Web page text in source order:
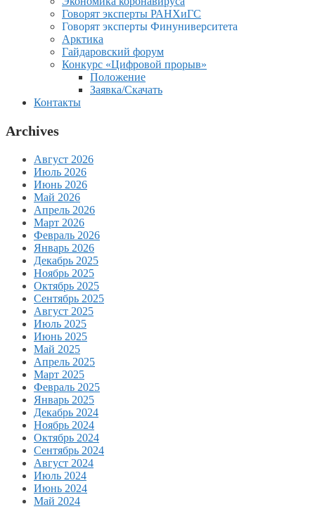
Говорят эксперты РАНХиГС
Говорят эксперты Финуниверситета
Арктика
Гайдаровский форум
Конкурс «Цифровой прорыв»
Положение
Заявка/Скачать
Контакты
Archives
Август 2026
Июль 2026
Июнь 2026
Май 2026
Апрель 2026
Март 2026
Февраль 2026
Январь 2026
Декабрь 2025
Ноябрь 2025
Октябрь 2025
Сентябрь 2025
Август 2025
Июль 2025
Июнь 2025
Май 2025
Апрель 2025
Март 2025
Февраль 2025
Январь 2025
Декабрь 2024
Ноябрь 2024
Октябрь 2024
Сентябрь 2024
Август 2024
Июль 2024
Июнь 2024
Май 2024